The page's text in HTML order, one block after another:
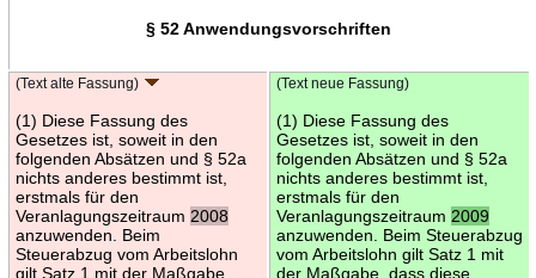
§ 52 Anwendungsvorschriften
(Text alte Fassung)
(1) Diese Fassung des
Gesetzes ist, soweit in den
folgenden Absätzen und § 52a
nichts anderes bestimmt ist,
erstmals für den
Veranlagungszeitraum 2008
anzuwenden. Beim
Steuerabzug vom Arbeitslohn
gilt Satz 1 mit der Maßgabe,
(Text neue Fassung)
(1) Diese Fassung des
Gesetzes ist, soweit in den
folgenden Absätzen und § 52a
nichts anderes bestimmt ist,
erstmals für den
Veranlagungszeitraum 2009
anzuwenden. Beim Steuerabzug
vom Arbeitslohn gilt Satz 1 mit
der Maßgabe, dass diese